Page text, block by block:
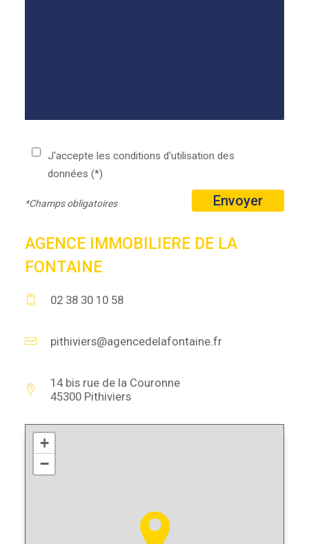
J'accepte les conditions d'utilisation des
données (*)
Envoyer
*Champs obligatoires
AGENCE IMMOBILIERE DE LA
FONTAINE
02 38 30 10 58
pithiviers@agencedelafontaine.fr
14 bis rue de la Couronne
45300 Pithiviers
+
−